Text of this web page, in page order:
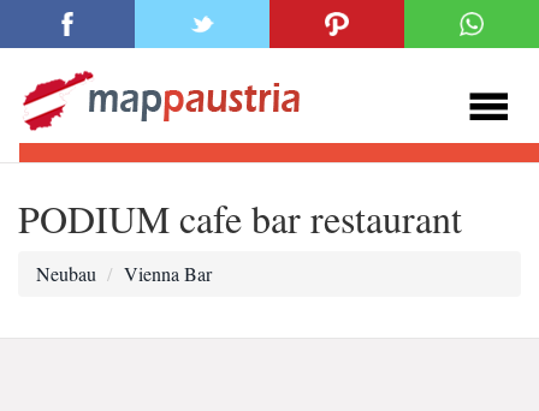
PODIUM cafe bar restaurant
Neubau Vienna Bar